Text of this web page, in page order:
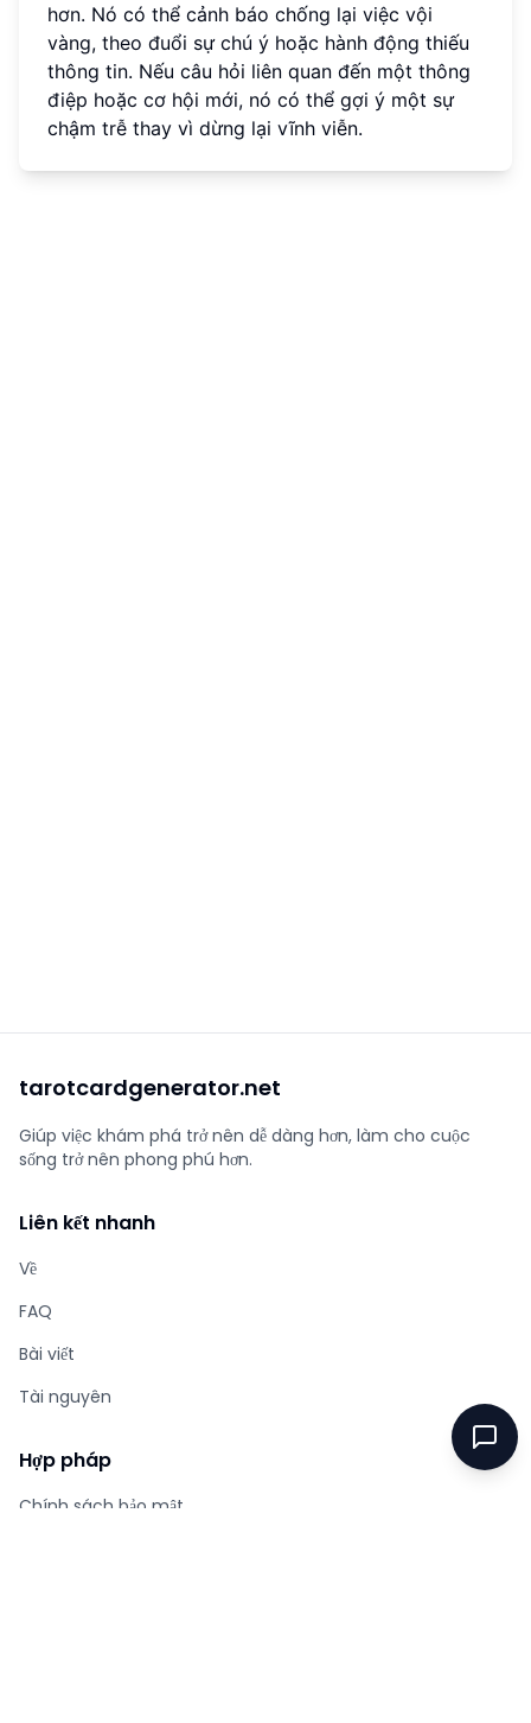
hơn. Nó có thể cảnh báo chống lại việc vội
vàng, theo đuổi sự chú ý hoặc hành động thiếu
thông tin. Nếu câu hỏi liên quan đến một thông
điệp hoặc cơ hội mới, nó có thể gợi ý một sự
chậm trễ thay vì dừng lại vĩnh viễn.
tarotcardgenerator.net
Giúp việc khám phá trở nên dễ dàng hơn, làm cho cuộc
sống trở nên phong phú hơn.
Liên kết nhanh
Về
FAQ
Bài viết
Tài nguyên
Hợp pháp
Chính sách bảo mật